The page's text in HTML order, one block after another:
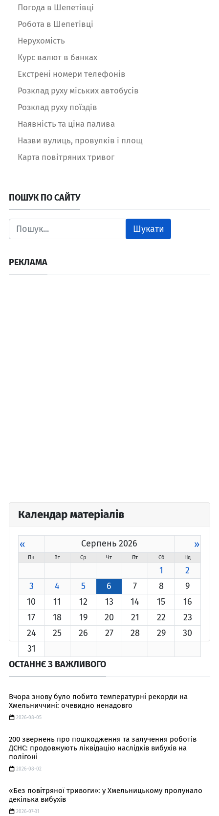
Погода в Шепетівці
Робота в Шепетівці
Нерухомість
Курс валют в банках
Екстрені номери телефонів
Розклад руху міських автобусів
Розклад руху поїздів
Наявність та ціна палива
Назви вулиць, провулків і площ
Карта повітряних тривог
ПОШУК ПО САЙТУ
Шукати
РЕКЛАМА
Календар матеріалів
« Серпень 2026 »
Пн Вт Ср Чт Пт Сб Нд
1
2
3
4 5 6 7 8
9
10
11 12 13 14 15
16
17
18 19 20 21 22
23
24
25 26 27 28 29
30
31
ОСТАННЄ З ВАЖЛИВОГО
Вчора знову було побито температурні рекорди на
Хмельниччині: очевидно ненадовго
2026-08-05
200 звернень про пошкодження та залучення роботів
ДСНС: продовжують ліквідацію наслідків вибухів на
полігоні
2026-08-02
«Без повітряної тривоги»: у Хмельницькому пролунало
декілька вибухів
2026-07-31